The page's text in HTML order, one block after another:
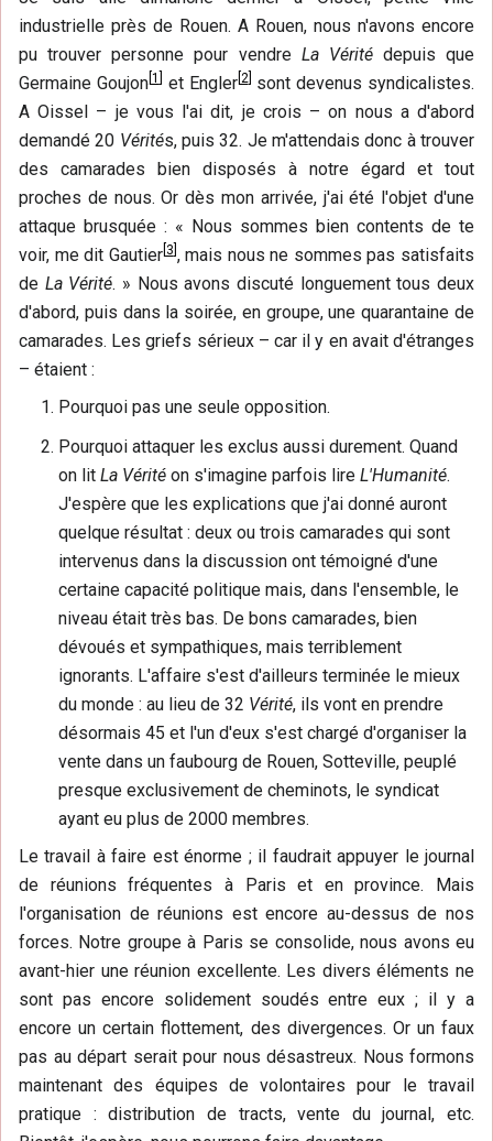
industrielle près de Rouen. A Rouen, nous n'avons encore
pu trouver personne pour vendre La Véritédepuis que
Germaine Goujon 1 et Engler[ 2] sont devenus syndicalistes.
A Oissel – je vous l'ai dit, je crois – on nous a d'abord
demandé 20 Vérités, puis 32. Je m'attendais donc à trouver
des camarades bien disposés à notre égard et tout
proches de nous. Or dès mon arrivée, j'ai été l'objet d'une
attaque brusquée : « Nous sommes bien contents de te
voir, me dit Gautier[ 3 , mais nous ne sommes pas satisfaits
de La Vérité. » Nous avons discuté longuement tous deux
d'abord, puis dans la soirée, en groupe, une quarantaine de
camarades. Les griefs sérieux – car il y en avait d'étranges
– étaient :
Pourquoi pas une seule opposition.
Pourquoi attaquer les exclus aussi durement. Quand
on lit La Vérité on s'imagine parfois lire L'Humanité.
J'espère que les explications que j'ai donné auront
quelque résultat : deux ou trois camarades qui sont
intervenus dans la discussion ont témoigné d'une
certaine capacité politique mais, dans l'ensemble, le
niveau était très bas. De bons camarades, bien
dévoués et sympathiques, mais terriblement
ignorants. L'affaire s'est d'ailleurs terminée le mieux
du monde : au lieu de 32 Vérité, ils vont en prendre
désormais 45 et l'un d'eux s'est chargé d'organiser la
vente dans un faubourg de Rouen, Sotteville, peuplé
presque exclusivement de cheminots, le syndicat
ayant eu plus de 2000 membres.
Le travail à faire est énorme ; il faudrait appuyer le journal
de réunions fréquentes à Paris et en province. Mais
l'organisation de réunions est encore au-dessus de nos
forces. Notre groupe à Paris se consolide, nous avons eu
avant-hier une réunion excellente. Les divers éléments ne
sont pas encore solidement soudés entre eux ; il y a
encore un certain flottement, des divergences. Or un faux
pas au départ serait pour nous désastreux. Nous formons
maintenant des équipes de volontaires pour le travail
pratique : distribution de tracts, vente du journal, etc.